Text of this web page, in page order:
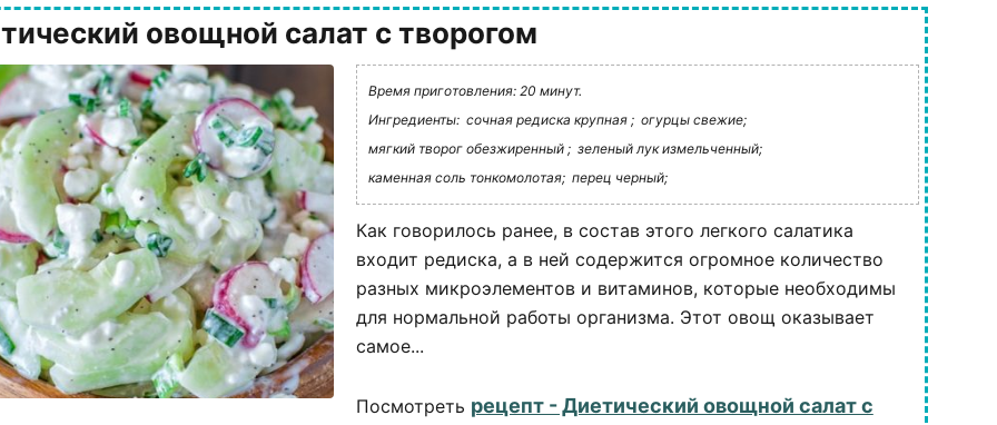
овощной салат с творогом
Время приготовления: 20 минут.
Ингредиенты: сочная редиска крупная ; огурцы свежие;
мягкий творог обезжиренный ; зеленый лук измельченный;
каменная соль тонкомолотая; перец черный;
Как говорилось ранее, в состав этого легкого салатика
входит редиска, а в ней содержится огромное количество
разных микроэлементов и витаминов, которые необходимы
для нормальной работы организма. Этот овощ оказывает
самое...
Посмотреть рецепт - Диетический овощной салат с